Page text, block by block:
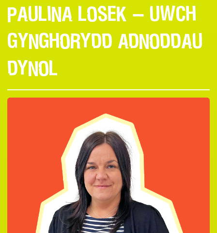
PAULINA LOSEK — UWCH
GYNGHORYDD ADNODDAU
DYNOL